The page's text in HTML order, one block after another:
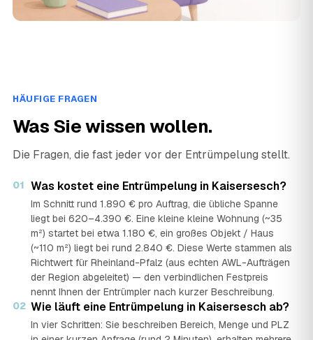
HÄUFIGE FRAGEN
Was Sie wissen wollen.
Die Fragen, die fast jeder vor der Entrümpelung stellt.
01 Was kostet eine Entrümpelung in Kaisersesch?
Im Schnitt rund 1.890 € pro Auftrag, die übliche Spanne
liegt bei 620–4.390 €. Eine kleine kleine Wohnung (~35
m²) startet bei etwa 1.180 €, ein großes Objekt / Haus
(~110 m²) liegt bei rund 2.840 €. Diese Werte stammen als
Richtwert für Rheinland-Pfalz (aus echten AWL-Aufträgen
der Region abgeleitet) — den verbindlichen Festpreis
nennt Ihnen der Entrümpler nach kurzer Beschreibung.
02 Wie läuft eine Entrümpelung in Kaisersesch ab?
In vier Schritten: Sie beschreiben Bereich, Menge und PLZ